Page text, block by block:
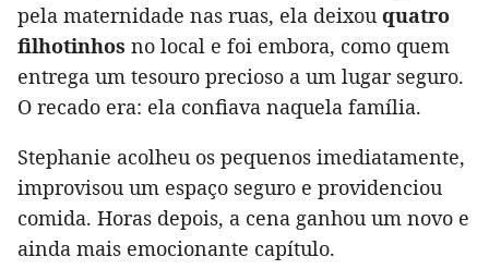
pela maternidade nas ruas, ela deixou quatro
filhotinhos no local e foi embora, como quem
entrega um tesouro precioso a um lugar seguro.
O recado era: ela confiava naquela família.
Stephanie acolheu os pequenos imediatamente,
improvisou um espaço seguro e providenciou
comida. Horas depois, a cena ganhou um novo e
ainda mais emocionante capítulo.